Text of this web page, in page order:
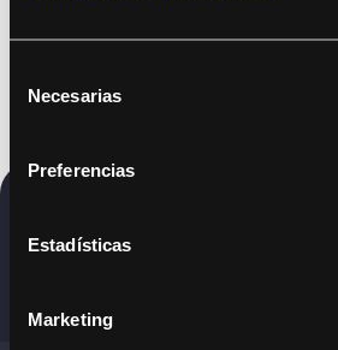
Necesarias
Preferencias
Estadísticas
Marketing
Copyright © 2020. Todos